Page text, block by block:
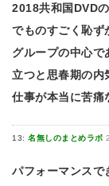
2018共和国DVD
でものすごく恥ず
グループの中心で
立つと思春期の内
仕事が本当に苦痛
13: 名無しのまとめラボ
パフォーマンスで